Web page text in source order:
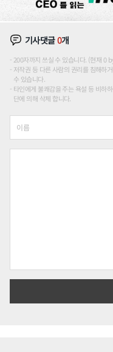
기사댓글0개
200자까지 쓰실 수 있습니다. (현재 0
저작권 등 다른 사람의 권리를 침해하
수 있습니다.
타인에게 불쾌감을 주는 욕설 등 비하
단에 의해 삭제 합니다.